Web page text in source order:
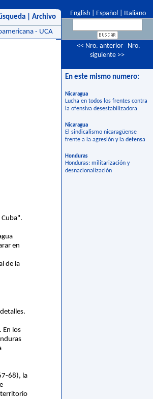
Archivo
- UCA
Cuba".
en
de la
En los
68), la
territorio
English Español Italiano
<< Nro. anterior
Nro.
siguiente >>
En este mismo numero:
Nicaragua
Lucha en todos los frentes contra
la ofensiva desestabilizadora
Nicaragua
El sindicalismo nicaragüense
frente a la agresión y la defensa
Honduras
Honduras: militarización y
desnacionalización